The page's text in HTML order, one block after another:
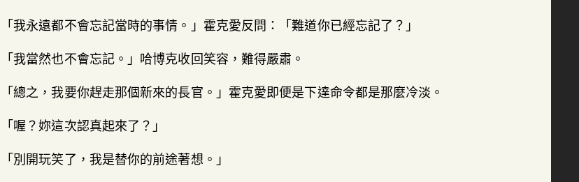
「我永遠都不會忘記當時的事情。」霍克愛反問：「難道你已經忘記了？」
「我當然也不會忘記。」哈博克收回笑容，難得嚴肅。
「總之，我要你趕走那個新來的長官。」霍克愛即便是下達命令都是那麼冷淡。
「喔？妳這次認真起來了？」
「別開玩笑了，我是替你的前途著想。」